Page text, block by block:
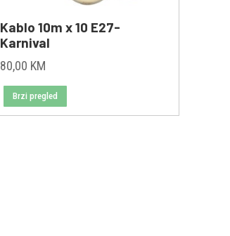
Kablo 10m x 10 E27-
Karnival
80,00 KM
Brzi pregled